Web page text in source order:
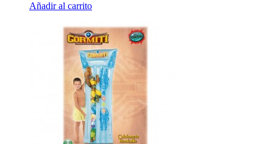
Añadir al carrito